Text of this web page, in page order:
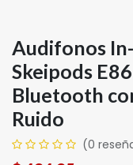
Audifonos
Skeipods
Bluetooth
Ruido
(0